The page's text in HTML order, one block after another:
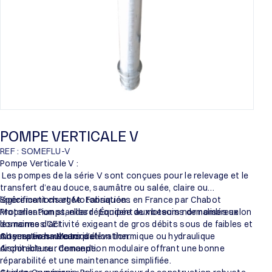
POMPE VERTICALE V
REF : SOMEFLU-V
Pompe Verticale V :
Les pompes de la série V sont conçues pour le relevage et le
transfert d’eau douce, saumâtre ou salée, claire ou
légèrement chargée. Fabriquées en France par Chabot
Propeller Pumps, elles répondent aux besoins de nombreux
domaines d’activité exigeant de gros débits sous de faibles et
moyennes hauteurs d’élévation.
Spécifications et Motorisation :
Motorisation standard : Équipée de moteurs normalisés selon
les normes CEI.
Alternatives : Motorisation thermique ou hydraulique
disponible sur demande.
Conception mécanique :
Architecture : Conception modulaire offrant une bonne
réparabilité et une maintenance simplifiée.